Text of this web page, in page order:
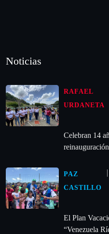
Noticias
RAFAEL
URDANETA
Celebran 14
PAZ
CASTILLO
El Plan
“Venezuela